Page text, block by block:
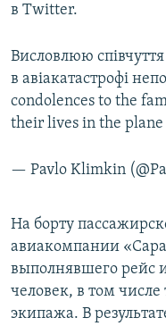
КРЫМ.НЕПОКОРЕННЫЙ
ELIFBE
УКРАИНСКАЯ ПРОБЛЕМА
ПРИСОЕДИНЯЙТЕСЬ!
в Twitter.
Висловлюю
в авіакатастрофі
condolences to the
their lives in the plane
— Pavlo Klimkin
На борту
авиакомпании
выполнявшего рейс
человек, в том
экипажа. В